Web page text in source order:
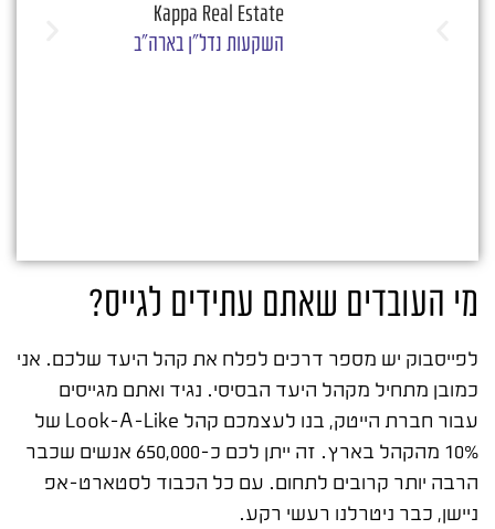
Kappa Real Estate
השקעות נדל"ן בארה"ב
מי העובדים שאתם עתידים לגייס?
לפייסבוק יש מספר דרכים לפלח את קהל היעד שלכם. אני
כמובן מתחיל מקהל היעד הבסיסי. נגיד ואתם מגייסים
עבור חברת הייטק, בנו לעצמכם קהל Look-A-Like של
10% מהקהל בארץ. זה ייתן לכם כ-650,000 אנשים שכבר
הרבה יותר קרובים לתחום. עם כל הכבוד לסטארט-אפ
ניישן, כבר ניטרלנו רעשי רקע.